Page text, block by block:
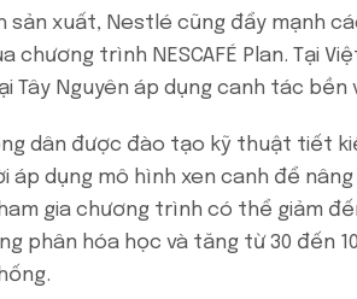
sản xuất, Nestlé cũng đẩy mạnh
chương trình NESCAFÉ Plan. Tại
Tây Nguyên áp dụng canh tác bền
dân được đào tạo kỹ thuật tiết
áp dụng mô hình xen canh để
gia chương trình có thể giảm
phân hóa học và tăng từ 30 đến